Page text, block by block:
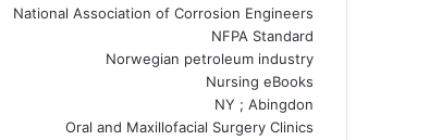
National Association of Corrosion Engineers
NFPA Standard
Norwegian petroleum industry
Nursing eBooks
NY ; Abingdon
Oral and Maxillofacial Surgery Clinics